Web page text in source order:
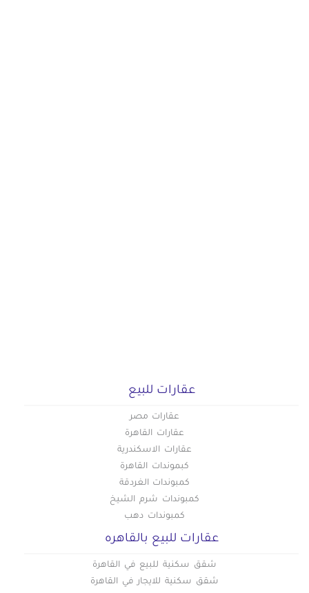
عقارات للبيع
عقارات مصر
عقارات القاهرة
عقارات الاسكندرية
كبموندات القاهرة
كمبوندات الغردقة
كمبوندات شرم الشيخ
كمبوندات دهب
عقارات للبيع بالقاهره
شقق سكنية للبيع في القاهرة
شقق سكنية للايجار في القاهرة